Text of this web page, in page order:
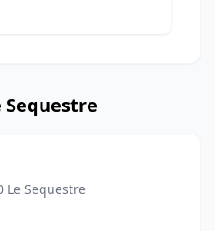
Sequestre
Le Sequestre